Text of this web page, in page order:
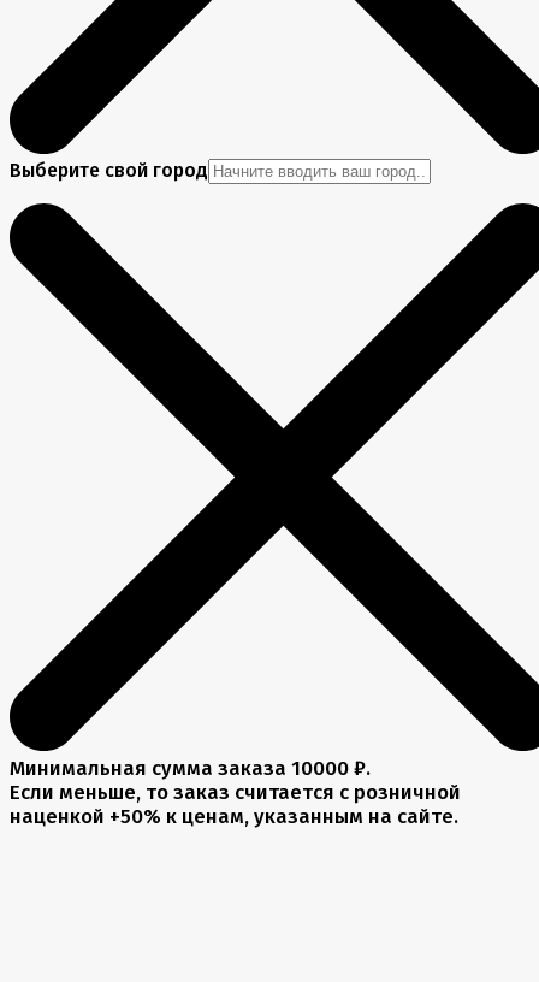
Выберите свой город
Минимальная сумма заказа 10000 ₽.
Если меньше, то заказ считается с розничной
наценкой +50% к ценам, указанным на сайте.